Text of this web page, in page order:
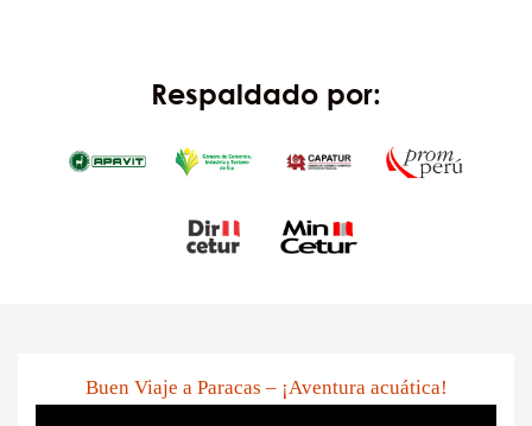
Respaldado por:
Buen Viaje a Paracas – ¡Aventura acuática!